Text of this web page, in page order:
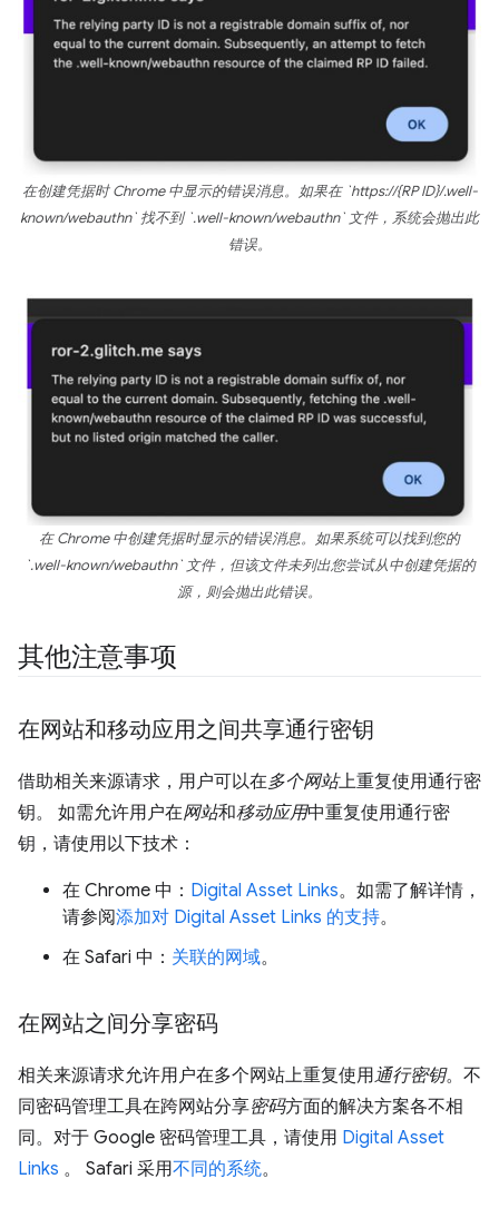
在创建凭据时 Chrome 中显示的错误消息。如果在 `https://{RP ID}/.well-
known/webauthn` 找不到 `.well-known/webauthn` 文件，系统会抛出此
错误。
在 Chrome 中创建凭据时显示的错误消息。如果系统可以找到您的
`.well-known/webauthn` 文件，但该文件未列出您尝试从中创建凭据的
源，则会抛出此错误。
其他注意事项
在网站和移动应用之间共享通行密钥
借助相关来源请求，用户可以在多个网站上重复使用通行密
钥。 如需允许用户在网站和移动应用中重复使用通行密
钥，请使用以下技术：
在 Chrome 中： Digital Asset Links。如需了解详情，
请参阅添加对 Digital Asset Links 的支持。
在 Safari 中： 关联的网域。
在网站之间分享密码
相关来源请求允许用户在多个网站上重复使用通行密钥。不
同密码管理工具在跨网站分享密码方面的解决方案各不相
同。对于 Google 密码管理工具，请使用 Digital Asset
Links 。 Safari 采用不同的系统。